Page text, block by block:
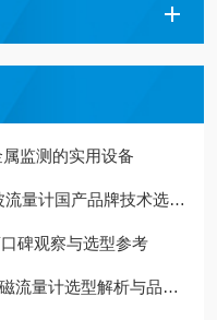
监测的实用设备
产品牌技术选型与实战评估
碑观察与选型参考
计选型解析与品牌观察